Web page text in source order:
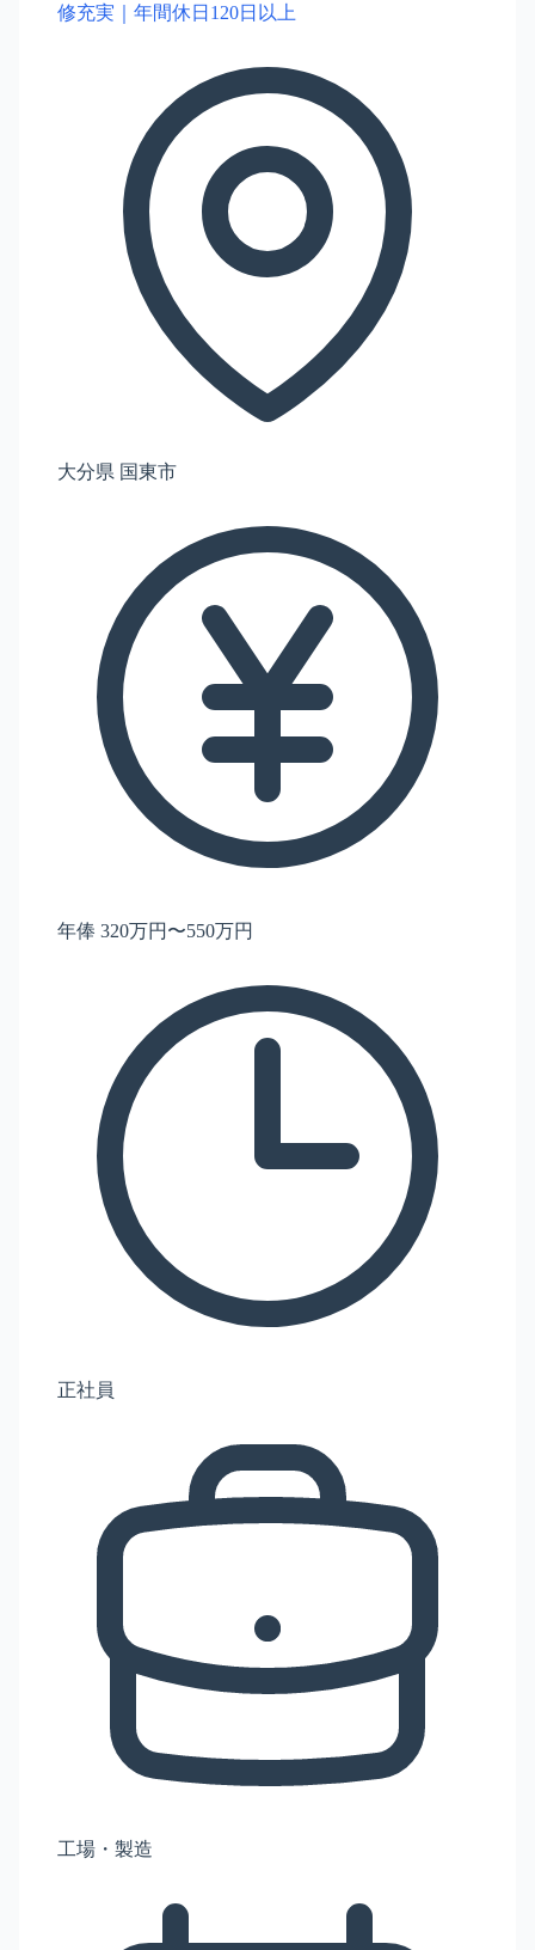
修充実｜年間休日120日以上
大分県 国東市
年俸 320万円〜550万円
正社員
工場・製造